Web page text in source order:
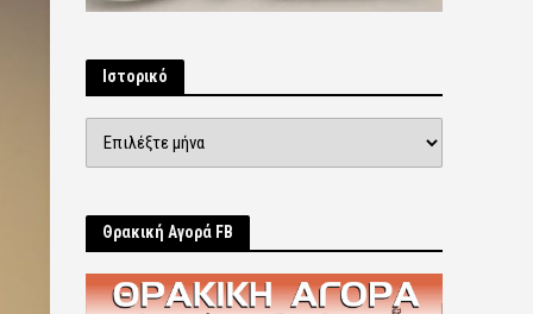
Ιστορικό
Θρακική Αγορά FB